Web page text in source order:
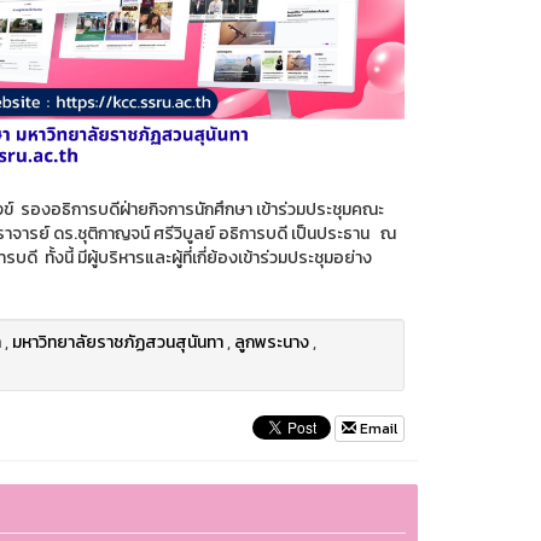
องอธิการบดีฝ่ายกิจการนักศึกษา เข้าร่วมประชุมคณะ
จารย์ ดร.ชุติกาญจน์ ศรีวิบูลย์ อธิการบดี เป็นประธาน ณ
บดี ทั้งนี้ มีผู้บริหารและผู้ที่เกี่ย้องเข้าร่วมประชุมอย่าง
,มหาวิทยาลัยราชภัฏสวนสุนันทา,ลูกพระนาง,
Email